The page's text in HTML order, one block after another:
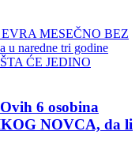
6 osobina
NOVCA, da li